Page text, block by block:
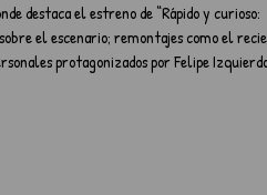
destaca el estreno de “Rápido y curioso:
el escenario; remontajes como el
protagonizados por Felipe